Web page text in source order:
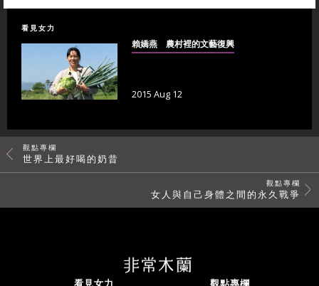
看見女力
賴嬌燕 農村裡的文藝復興
2015 Aug 12
觀點專欄
世界上最好喝的奶昔
觀點專欄
女人與自己身體之間的永久戰爭
看見女力 觀點專欄